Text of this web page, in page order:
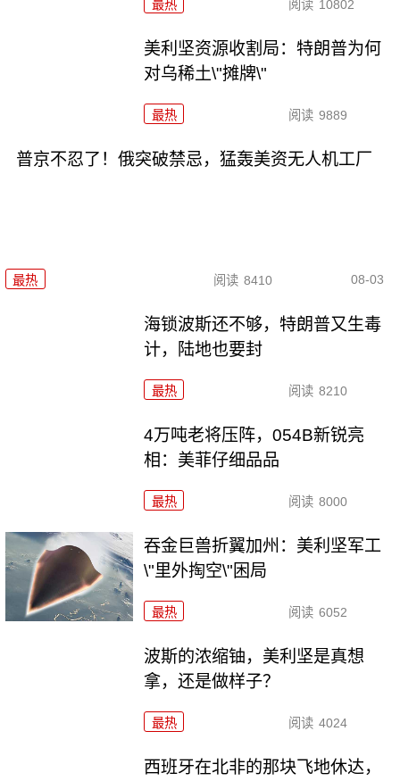
最热 阅读 10802
美利坚资源收割局：特朗普为何
对乌稀土\"摊牌\"
最热 阅读 9889
普京不忍了！俄突破禁忌，猛轰美资无人机工厂
最热 阅读 8410 08-03
海锁波斯还不够，特朗普又生毒
计，陆地也要封
最热 阅读 8210
4万吨老将压阵，054B新锐亮
相：美菲仔细品品
最热 阅读 8000
吞金巨兽折翼加州：美利坚军工
\"里外掏空\"困局
最热 阅读 6052
波斯的浓缩铀，美利坚是真想
拿，还是做样子？
最热 阅读 4024
西班牙在北非的那块飞地休达，